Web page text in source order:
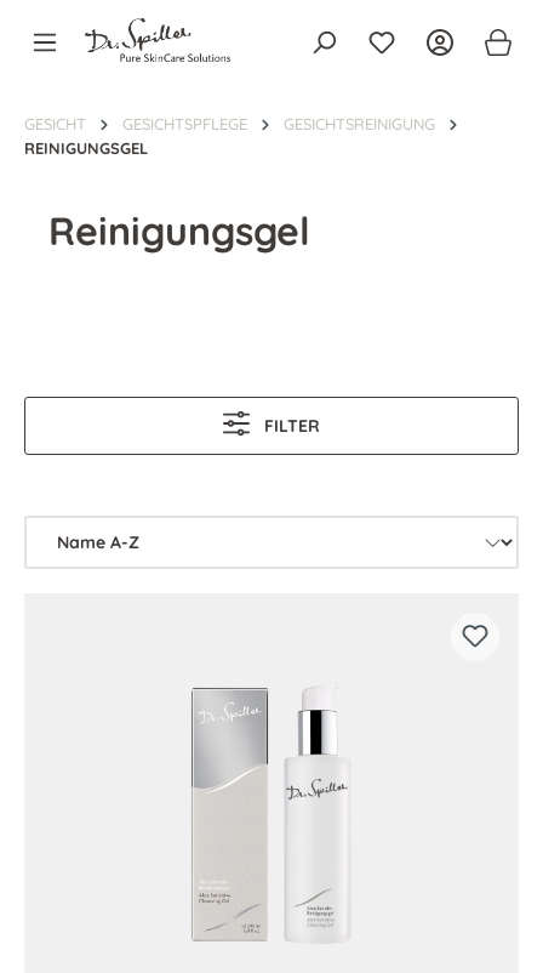
springen
GESICHT GESICHTSPFLEGE
GESICHTSREINIGUNG
REINIGUNGSGEL
Reinigungsgel
FILTER